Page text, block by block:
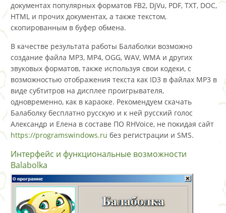
документах популярных форматов FB2, DjVu, PDF, TXT, DOC,
HTML и прочих документах, а также текстом,
скопированным в буфер обмена.
В качестве результата работы Балаболки возможно
создание файла MP3, MP4, OGG, WAV, WMA и других
звуковых форматов, также используя свои кодеки, с
возможностью отображения текста как ID3 в файлах MP3 в
виде субтитров на дисплее проигрывателя,
одновременно, как в караоке. Рекомендуем скачать
Балаболку бесплатно русскую и к ней русский голос
Александр и Елена в составе ПО RHVoice, не покидая сайт
https://programswindows.ru без регистрации и SMS.
Интерфейс и функциональные возможности
Balabolka